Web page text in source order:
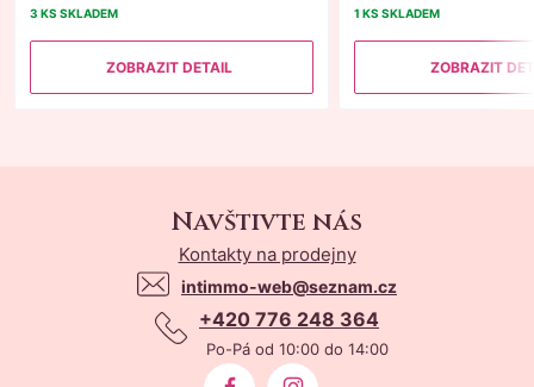
3 KS SKLADEM
ZOBRAZIT DETAIL
1 KS SKLADEM
ZOBRAZIT
Navštivte nás
Kontakty na prodejny
intimmo-web@seznam.cz
+420 776 248 364
Po-Pá od 10:00 do 14:00